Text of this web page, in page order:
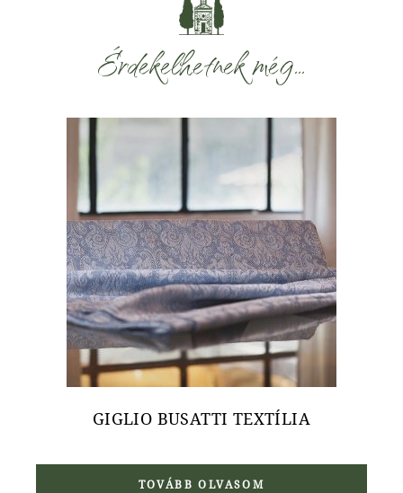
Érdekelhetnek még…
GIGLIO BUSATTI TEXTÍLIA
TOVÁBB OLVASOM